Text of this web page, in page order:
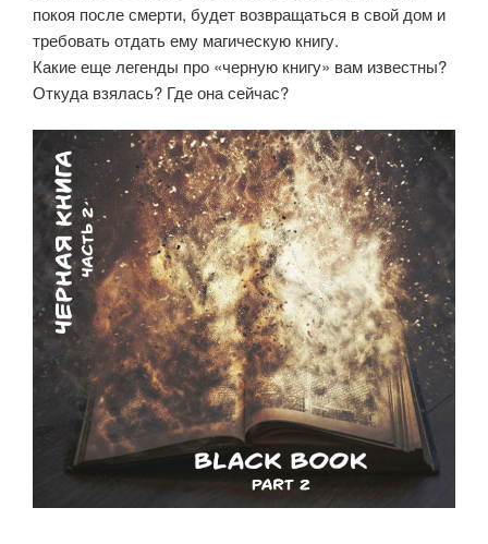
покоя после смерти, будет возвращаться в свой дом и
требовать отдать ему магическую книгу.
Какие еще легенды про «черную книгу» вам известны?
Откуда взялась? Где она сейчас?